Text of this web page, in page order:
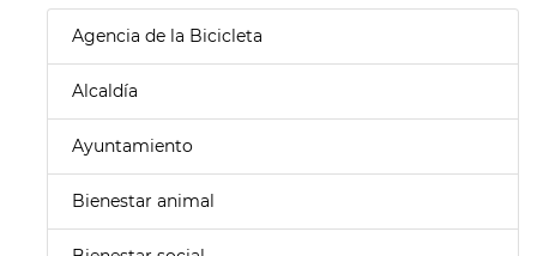
Agencia de la Bicicleta
Alcaldía
Ayuntamiento
Bienestar animal